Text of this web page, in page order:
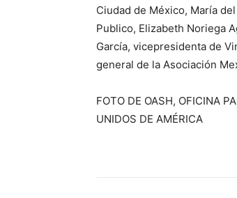
Ciudad de México, María
Publico, Elizabeth Noriega
García, vicepresidenta de
general de la Asociación
FOTO DE OASH, OFICINA
UNIDOS DE AMÉRICA